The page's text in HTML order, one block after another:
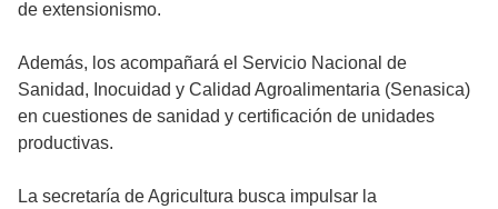
de extensionismo.
Además, los acompañará el Servicio Nacional de
Sanidad, Inocuidad y Calidad Agroalimentaria (Senasica)
en cuestiones de sanidad y certificación de unidades
productivas.
La secretaría de Agricultura busca impulsar la